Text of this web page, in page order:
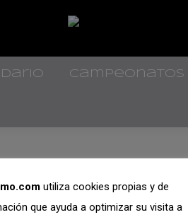
window
new
window
campeonatos
utiliza cookies propias y de
que ayuda a optimizar su visita a